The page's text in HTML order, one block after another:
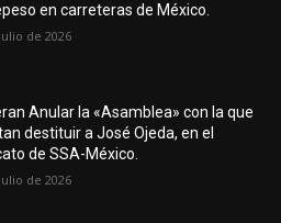
en carreteras de México.
de 2026
Anular la «Asamblea» con la que
destituir a José Ojeda, en el
de SSA-México.
de 2026